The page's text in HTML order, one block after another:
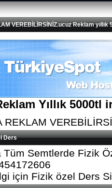
VEREBİLİRSİNİZ.ucuz Reklam yıllık
Yıllık
REKLAM
Ders
Tüm Semtlerde Fizik
için Fizik özel Ders